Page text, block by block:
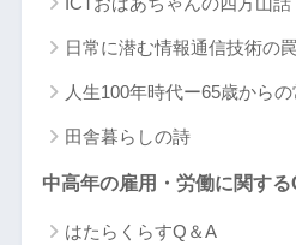
日常に潜む情報通信技術の罠
人生100年時代ー65歳から
田舎暮らしの詩
中高年の雇用・労働に関す
はたらくらすQ＆A